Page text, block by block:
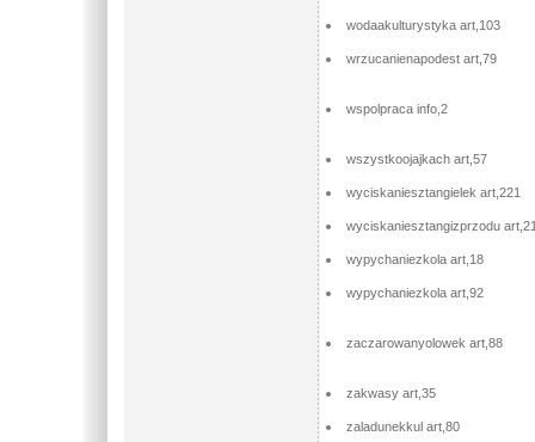
wodaakulturystyka art,103
wrzucanienapodest art,79
wspolpraca info,2
wszystkoojajkach art,57
wyciskaniesztangielek art,221
wyciskaniesztangizprzodu
wypychaniezkola art,18
wypychaniezkola art,92
zaczarowanyolowek art,88
zakwasy art,35
zaladunekkul art,80